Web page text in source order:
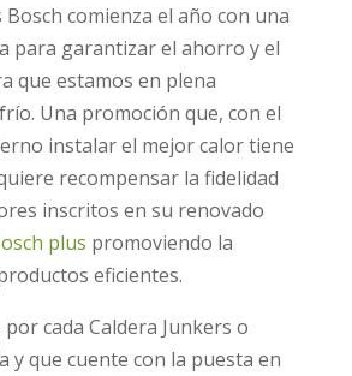
comienza el año con una
para garantizar el ahorro y el
que estamos en plena
Una promoción que, con el
instalar el mejor calor tiene
recompensar la fidelidad
inscritos en su renovado
plus promoviendo la
eficientes.
cada Caldera Junkers o
y que cuente con la puesta en